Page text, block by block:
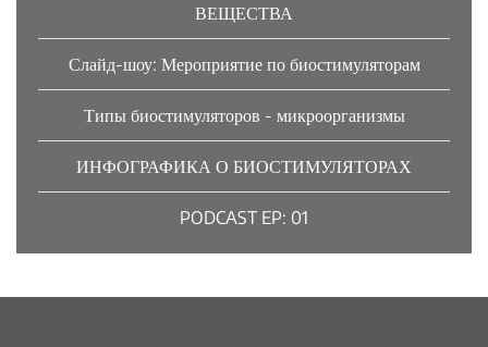
ВЕЩЕСТВА
Слайд-шоу: Мероприятие по биостимуляторам
Типы биостимуляторов - микроорганизмы
ИНФОГРАФИКА О БИОСТИМУЛЯТОРАХ
PODCAST EP: 01